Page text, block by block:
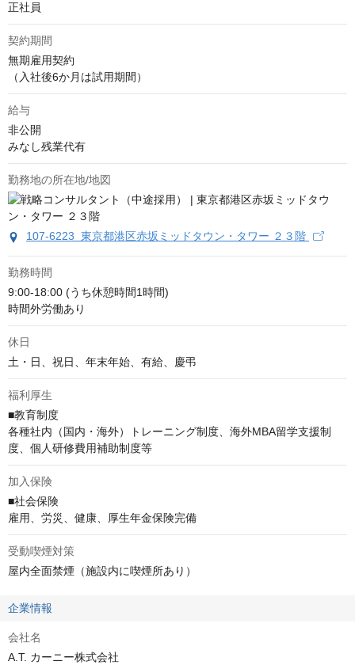
正社員
契約期間
無期雇用契約
（入社後6か月は試用期間）
給与
非公開
みなし残業代有
勤務地の所在地/地図
107-6223 東京都港区赤坂ミッドタウン・タワー ２３階
勤務時間
9:00-18:00 (うち休憩時間1時間)
時間外労働あり
休日
土・日、祝日、年末年始、有給、慶弔
福利厚生
■教育制度
各種社内（国内・海外）トレーニング制度、海外MBA留学支援制
度、個人研修費用補助制度等
加入保険
■社会保険
雇用、労災、健康、厚生年金保険完備
受動喫煙対策
屋内全面禁煙（施設内に喫煙所あり）
企業情報
会社名
A.T. カーニー株式会社